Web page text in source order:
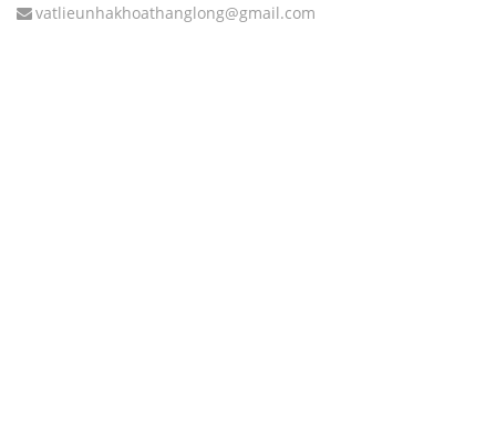
vatlieunhakhoathanglong@gmail.com